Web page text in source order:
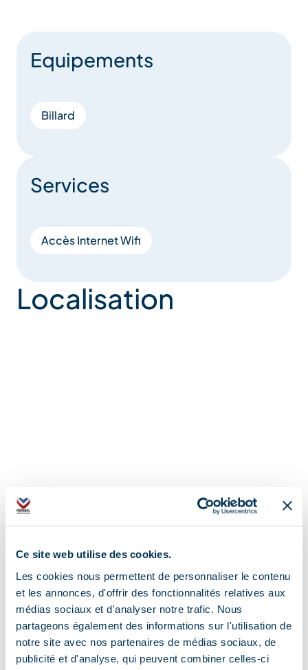
Ce site web utilise des cookies.
Les cookies nous permettent de personnaliser le contenu
et les annonces, d'offrir des fonctionnalités relatives aux
médias sociaux et d'analyser notre trafic. Nous
partageons également des informations sur l'utilisation de
notre site avec nos partenaires de médias sociaux, de
publicité et d'analyse, qui peuvent combiner celles-ci
Equipements
Billard
Services
Accès Internet Wifi
Localisation